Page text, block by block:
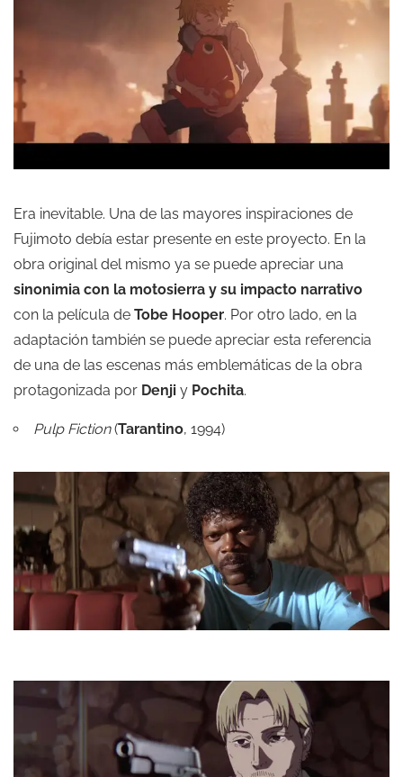
Era inevitable. Una de las mayores inspiraciones de
Fujimoto debía estar presente en este proyecto. En la
obra original del mismo ya se puede apreciar una
sinonimia con la motosierra y su impacto narrativo
con la película de Tobe Hooper. Por otro lado, en la
adaptación también se puede apreciar esta referencia
de una de las escenas más emblemáticas de la obra
protagonizada por Denji y Pochita.
Pulp Fiction(Tarantino, 1994)